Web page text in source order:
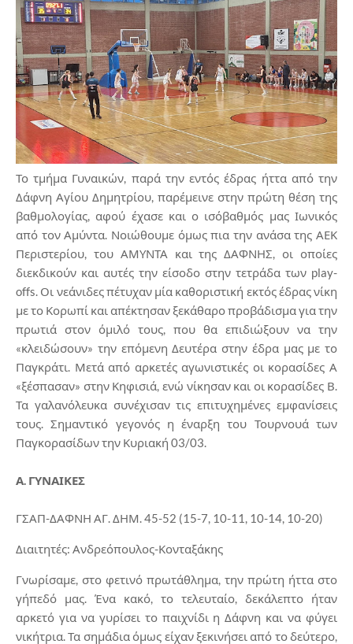
Το τμήμα Γυναικών, παρά την εντός έδρας ήττα από την
Δάφνη Αγίου Δημητρίου, παρέμεινε στην πρώτη θέση της
βαθμολογίας, αφού έχασε και ο ισόβαθμός μας Ιωνικός
από τον Αμύντα. Νοιώθουμε όμως πια την ανάσα της ΑΕΚ
Περιστερίου, του ΑΜΥΝΤΑ και της ΔΑΦΝΗΣ, οι οποίες
διεκδικούν και αυτές την είσοδο στην τετράδα των play-
offs. Οι νεάνιδες πέτυχαν μία καθοριστική εκτός έδρας νίκη
με το Κορωπί και απέκτησαν ξεκάθαρο προβάδισμα για την
πρωτιά στον όμιλό τους, που θα επιδιώξουν να την
«κλειδώσουν» την επόμενη Δευτέρα στην έδρα μας με το
Παγκράτι. Μετά από αρκετές αγωνιστικές οι κορασίδες Α
«ξέσπασαν» στην Κηφισιά, ενώ νίκησαν και οι κορασίδες Β.
Τα γαλανόλευκα συνέχισαν τις επιτυχημένες εμφανίσεις
τους. Σημαντικό γεγονός η έναρξη του Τουρνουά των
Παγκορασίδων την Κυριακή 03/03.
Α. ΓΥΝΑΙΚΕΣ
ΓΣΑΠ-ΔΑΦΝΗ ΑΓ. ΔΗΜ. 45-52 (15-7, 10-11, 10-14, 10-20)
Διαιτητές: Ανδρεόπουλος-Κονταξάκης
Γνωρίσαμε, στο φετινό πρωτάθλημα, την πρώτη ήττα στο
γήπεδό μας. Ένα κακό, το τελευταίο, δεκάλεπτο ήταν
αρκετό για να γυρίσει το παιχνίδι η Δάφνη και να φύγει
νικήτρια. Τα σημάδια όμως είχαν ξεκινήσει από το δεύτερο,